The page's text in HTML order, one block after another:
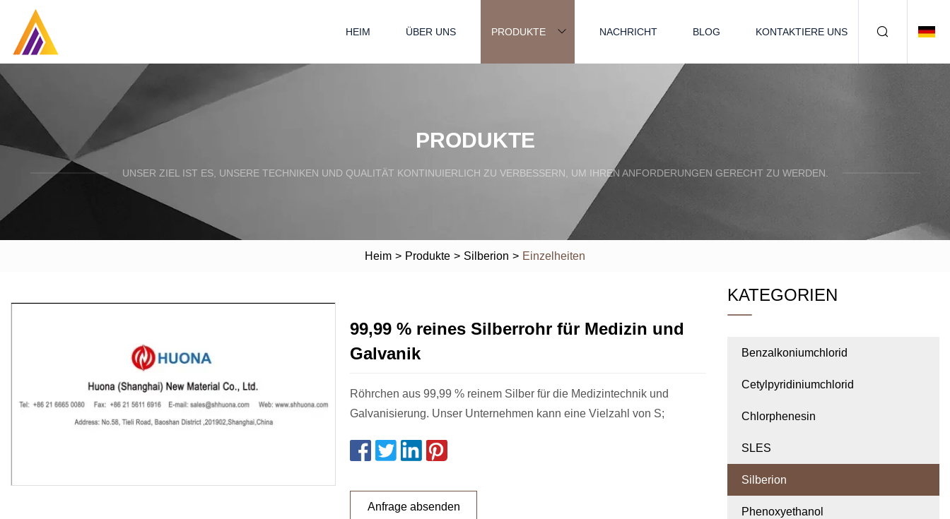
HEIM ÜBER UNS PRODUKTE NACHRICHT BLOG KONTAKTIERE UNS
PRODUKTE
UNSER ZIEL IST ES, UNSERE TECHNIKEN UND QUALITÄT KONTINUIERLICH ZU VERBESSERN, UM IHREN ANFORDERUNGEN GERECHT ZU WERDEN.
Heim > Produkte > Silberion > Einzelheiten
99,99 % reines Silberrohr für Medizin und
Galvanik
Röhrchen aus 99,99 % reinem Silber für die Medizintechnik und
Galvanisierung. Unser Unternehmen kann eine Vielzahl von S;
Anfrage absenden
KATEGORIEN
Benzalkoniumchlorid
Cetylpyridiniumchlorid
Chlorphenesin
SLES
Silberion
Phenoxyethanol